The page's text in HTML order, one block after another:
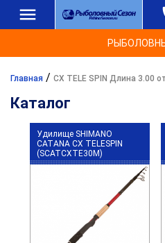
Главная / CX TELE SPIN Длина 3.00
Каталог
Удилище SHIMANO
CATANA CX TELESPIN
(SCATCXTE30M)